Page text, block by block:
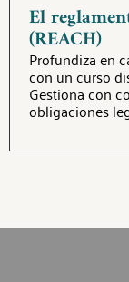
El
(REACH)
Profundiza en
con un curso
Gestiona con
obligaciones